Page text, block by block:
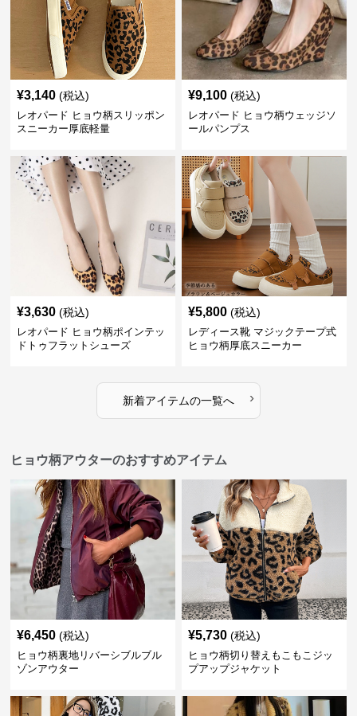
¥3,140 (税込)
レオパード ヒョウ柄スリッポン
スニーカー厚底軽量
¥9,100 (税込)
レオパード ヒョウ柄ウェッジソ
ールパンプス
¥3,630 (税込)
レオパード ヒョウ柄ポインテッ
ドトゥフラットシューズ
¥5,800 (税込)
レディース靴 マジックテープ式
ヒョウ柄厚底スニーカー
新着アイテムの一覧へ ›
ヒョウ柄アウターのおすすめアイテム
¥6,450 (税込)
ヒョウ柄裏地リバーシブルブル
ゾンアウター
¥5,730 (税込)
ヒョウ柄切り替えもこもこジッ
プアップジャケット